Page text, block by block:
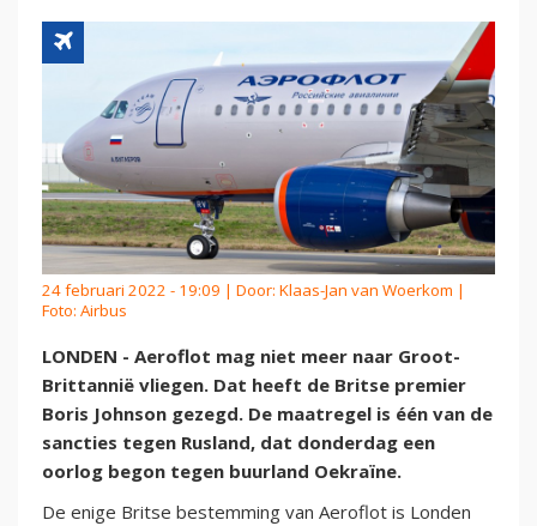
24 februari 2022 - 19:09 | Door: Klaas-Jan van Woerkom |
Foto: Airbus
LONDEN - Aeroflot mag niet meer naar Groot-
Brittannië vliegen. Dat heeft de Britse premier
Boris Johnson gezegd. De maatregel is één van de
sancties tegen Rusland, dat donderdag een
oorlog begon tegen buurland Oekraïne.
De enige Britse bestemming van Aeroflot is Londen